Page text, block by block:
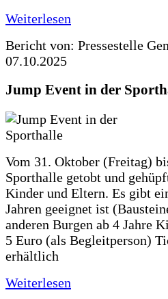
Weiterlesen
Bericht von: Pressestelle
07.10.2025
Jump Event in der
Vom 31. Oktober (Freitag)
Sporthalle getobt und
Kinder und Eltern. Es gibt
Jahren geeignet ist
anderen Burgen ab 4 Jahre
5 Euro (als Begleitperson)
erhältlich
Weiterlesen